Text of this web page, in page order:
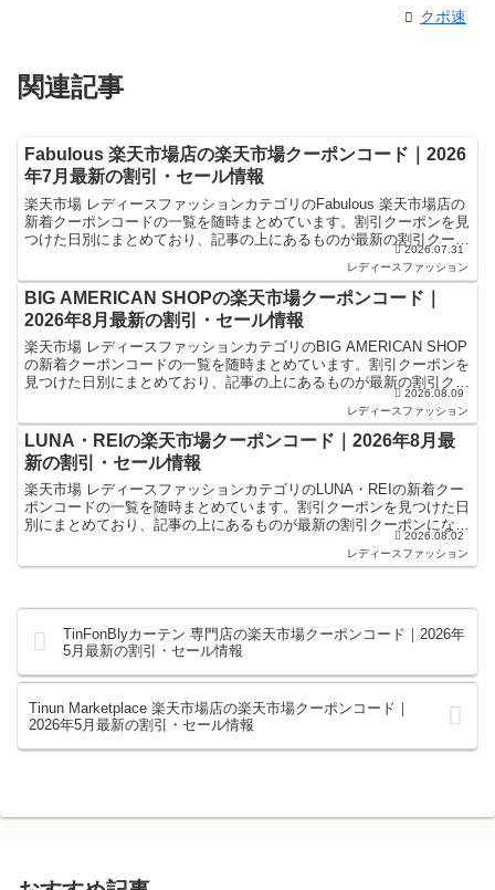
クポ速
関連記事
Fabulous 楽天市場店の楽天市場クーポンコード｜2026
年7月最新の割引・セール情報
楽天市場 レディースファッションカテゴリのFabulous 楽天市場店の
新着クーポンコードの一覧を随時まとめています。割引クーポンを見
つけた日別にまとめており、記事の上にあるものが最新の割引クーポ
2026.07.31
レディースファッション
BIG AMERICAN SHOPの楽天市場クーポンコード｜
2026年8月最新の割引・セール情報
楽天市場 レディースファッションカテゴリのBIG AMERICAN SHOP
の新着クーポンコードの一覧を随時まとめています。割引クーポンを
見つけた日別にまとめており、記事の上にあるものが最新の割引クー
2026.08.09
レディースファッション
LUNA・REIの楽天市場クーポンコード｜2026年8月最
新の割引・セール情報
楽天市場 レディースファッションカテゴリのLUNA・REIの新着クー
ポンコードの一覧を随時まとめています。割引クーポンを見つけた日
別にまとめており、記事の上にあるものが最新の割引クーポンになり
2026.08.02
レディースファッション
TinFonBlyカーテン 専門店の楽天市場クーポンコード｜2026年
5月最新の割引・セール情報
Tinun Marketplace 楽天市場店の楽天市場クーポンコード｜
2026年5月最新の割引・セール情報